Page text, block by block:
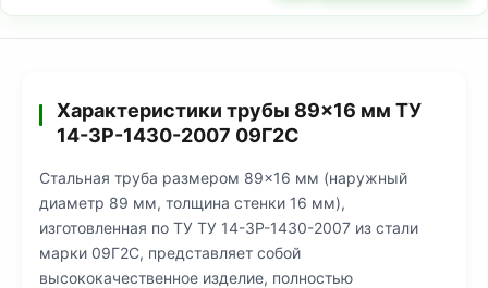
Характеристики трубы 89×16 мм ТУ
14-3Р-1430-2007 09Г2С
Стальная труба размером 89×16 мм (наружный
диаметр 89 мм, толщина стенки 16 мм),
изготовленная по ТУ ТУ 14-3Р-1430-2007 из стали
марки 09Г2С, представляет собой
высококачественное изделие, полностью